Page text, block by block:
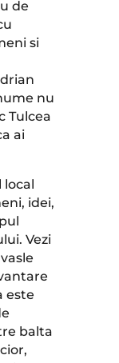
de
si
nu
Tulcea
ai
local
idei,
Vezi
este
balta